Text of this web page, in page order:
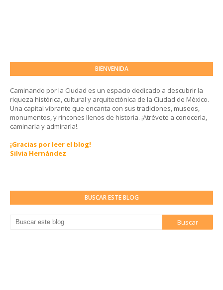
BIENVENIDA
Caminando por la Ciudad es un espacio dedicado a descubrir la
riqueza histórica, cultural y arquitectónica de la Ciudad de México.
Una capital vibrante que encanta con sus tradiciones, museos,
monumentos, y rincones llenos de historia. ¡Atrévete a conocerla,
caminarla y admirarla!.
¡Gracias por leer el blog!
Silvia Hernández
BUSCAR ESTE BLOG